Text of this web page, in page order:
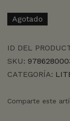
Agotado
ID DEL
SKU:
CATEGORÍA:
Comparte este